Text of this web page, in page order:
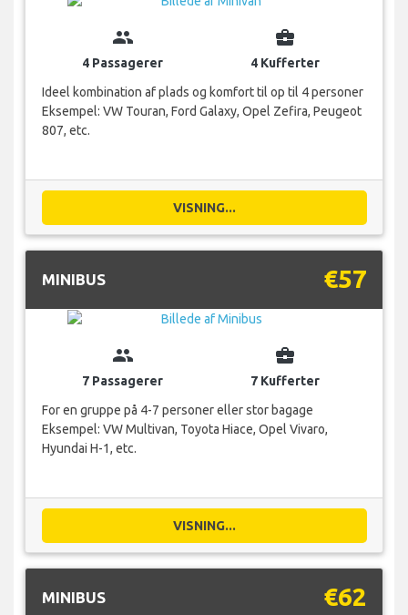
group
4 Passagerer
business_center
4 Kufferter
Ideel kombination af plads og komfort til op til 4 personer
Eksempel: VW Touran, Ford Galaxy, Opel Zefira, Peugeot
807, etc.
VISNING...
MINIBUS €57
group
7 Passagerer
business_center
7 Kufferter
For en gruppe på 4-7 personer eller stor bagage
Eksempel: VW Multivan, Toyota Hiace, Opel Vivaro,
Hyundai H-1, etc.
VISNING...
MINIBUS €62